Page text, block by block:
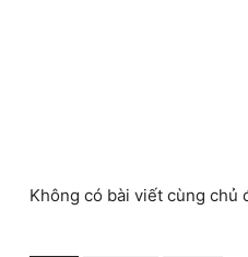
Không có bài viết cùng chủ